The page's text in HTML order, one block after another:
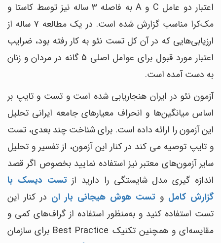
اعتبار دو عامل C و A به فاصله 3 ساله نیز توسط کاستا و
مک‌کرا مناسب گزارش شده است. در یک مطالعه 7 ساله از
ارزیابی‌هایی که در آن کل تست نئو به کار رفته بود، ضرایب
اعتبار مورد قبول برای عوامل اصلی 5 گانه در مردان و زنان
به دست آمده است.
آزمون نئو در ایران هنجاریابی شده است و تست و تایپ بر
اساس میانگین‌ها و انحراف معیارهای جامعه ایرانی تحلیل
این آزمون را ارائه داده است. برای شناخت چند بعدی، تست
و تایپ توصیه می کند در کنار این آزمون، از تفسیر و تحلیل
سایر آزمون‌های معتبر نیز استفاده نمایید بخصوص اگر قصد
اندازه گیری مدل شایستگی را دارید ازتست دیسک با
گزارش کامل و تست هوش هیجانی بار ان در کنار این
تست استفاده کنید و به‌منظور استفاده از گراف‌های کمی و
مقایسه‌ای و همچنین تکنیک Best Practice برای سازمان